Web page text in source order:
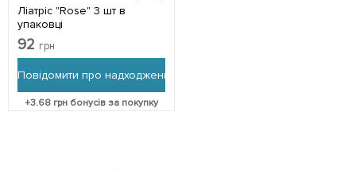
Ліатріс "Rose" 3 шт в
упаковці
92 грн
Повідомити про надходження
+3.68 грн бонусів за покупку